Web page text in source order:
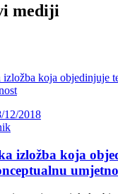
mediji
12/2018
izložba koja